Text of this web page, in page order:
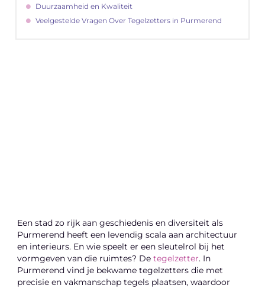
Een stad zo rijk aan geschiedenis en diversiteit als
Purmerend heeft een levendig scala aan architectuur
en interieurs. En wie speelt er een sleutelrol bij het
vormgeven van die ruimtes? Detegelzetter. In
Purmerend vind je bekwame tegelzetters die met
precisie en vakmanschap tegels plaatsen, waardoor
Duurzaamheid en Kwaliteit
Veelgestelde Vragen Over Tegelzetters in Purmerend